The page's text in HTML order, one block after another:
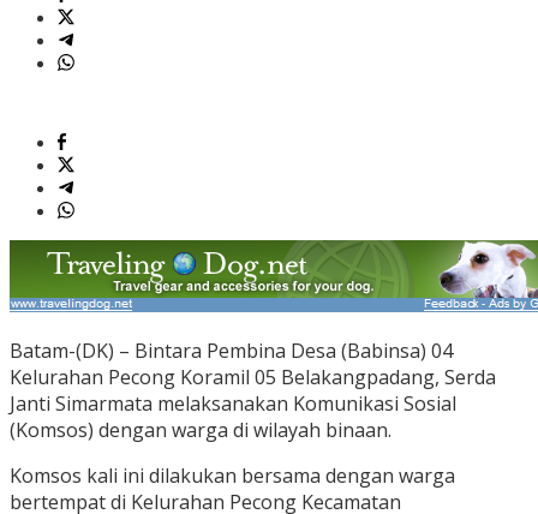
Batam-(DK) – Bintara Pembina Desa (Babinsa) 04
Kelurahan Pecong Koramil 05 Belakangpadang, Serda
Janti Simarmata melaksanakan Komunikasi Sosial
(Komsos) dengan warga di wilayah binaan.
Komsos kali ini dilakukan bersama dengan warga
bertempat di Kelurahan Pecong Kecamatan